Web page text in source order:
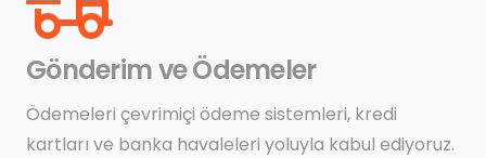
Gönderim ve Ödemeler
Ödemeleri çevrimiçi ödeme sistemleri, kredi
kartları ve banka havaleleri yoluyla kabul ediyoruz.